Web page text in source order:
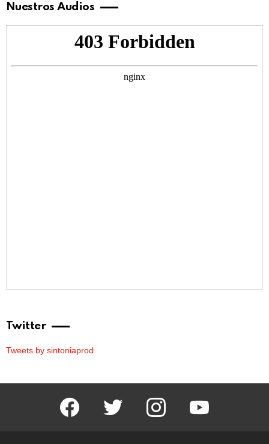
Nuestros Audios
Twitter
Tweets by sintoniaprod
facebook twitter instagram